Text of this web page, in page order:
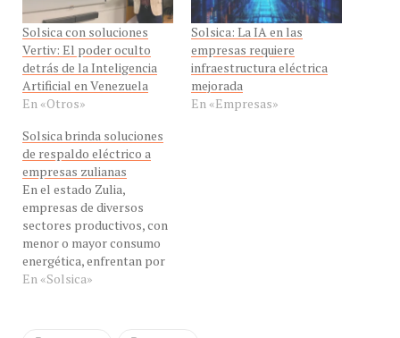
Solsica con soluciones
Vertiv: El poder oculto
detrás de la Inteligencia
Artificial en Venezuela
En «Otros»
Solsica: La IA en las
empresas requiere
infraestructura eléctrica
mejorada
En «Empresas»
Solsica brinda soluciones
de respaldo eléctrico a
empresas zulianas
En el estado Zulia,
empresas de diversos
sectores productivos, con
menor o mayor consumo
energética, enfrentan por
igual las dificultades que
ocasionan las fallas en
En «Solsica»